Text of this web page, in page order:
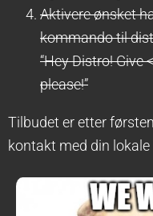
Aktivere ønsket
kommando til
“Hey Distro! Give
please!”
Tilbudet er etter
kontakt med din